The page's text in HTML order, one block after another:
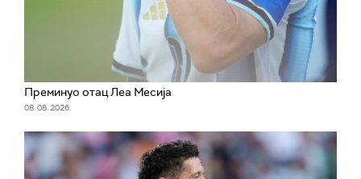
Преминуо отац Леа Месија
08. 08. 2026.